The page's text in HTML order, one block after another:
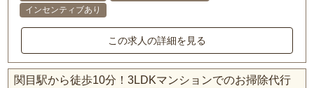
インセンティブあり
この求人の詳細を見る
関目駅から徒歩10分！3LDKマンションでのお掃除代行